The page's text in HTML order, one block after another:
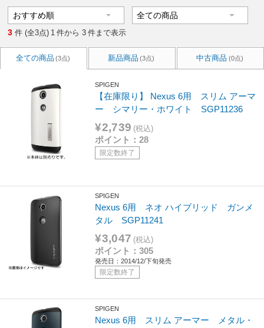
3 件 (全3点) 1 件から 3 件まで表示
全ての商品 (3点) 新品商品 (3点) 中古商品 (0点)
SPIGEN
【在庫限り】 Nexus 6用 スリム アーマ
ー シマリー・ホワイト SGP11236
¥2,739 (税込)
ポイント：28
限定数終了
SPIGEN
Nexus 6用 ネオ ハイブリッド ガンメ
タル SGP11241
¥3,047 (税込)
ポイント：305
発売日：2014/12/下旬発売
限定数終了
SPIGEN
Nexus 6用 スリム アーマー メタル・